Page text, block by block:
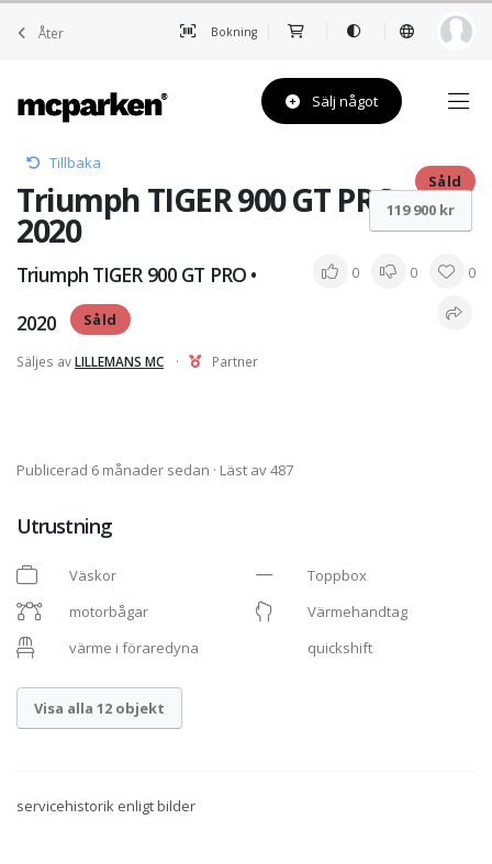
Åter Bokning
Sälj något
Tillbaka
Triumph TIGER 900 GT PRO •
2020
Såld
Triumph TIGER 900 GT PRO •
2020
Såld
0 0 0
Säljes avLILLEMANS MC · Partner
119 900 kr
Publicerad 6 månader sedan · Läst av 487
Utrustning
Väskor
Toppbox
motorbågar
Värmehandtag
värme i föraredyna
quickshift
Visa alla 12 objekt
servicehistorik enligt bilder